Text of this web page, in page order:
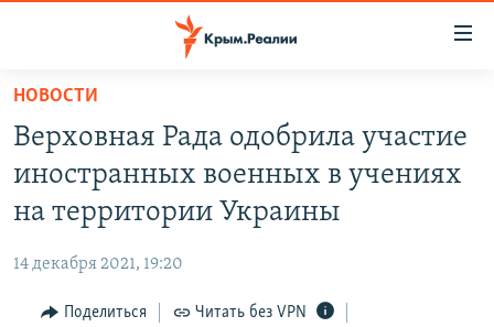
Вернуться
основному
содержанию
главной
навигации
Вернутся
СПЕЦПРОЕКТЫ
11 ЛЕТ ОККУПАЦИИ КРЫМА. 11 ИСТОРИЙ СОПРОТИВЛЕНИЯ
ЕЩЕ
ИНТЕРАКТИВ
РАДІО СВОБОДА
НОВОСТИ
Верховная Рада одобрила участие
иностранных военных в учениях
на территории Украины
14 декабря 2021, 19:20
Поделиться Читать без VPN